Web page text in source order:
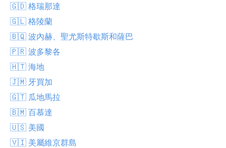
🇬🇩 格瑞那達
🇬🇱 格陵蘭
🇧🇶 波內赫、聖尤斯特歇斯和薩巴
🇵🇷 波多黎各
🇭🇹 海地
🇯🇲 牙買加
🇬🇹 瓜地馬拉
🇧🇲 百慕達
🇺🇸 美國
🇻🇮 美屬維京群島